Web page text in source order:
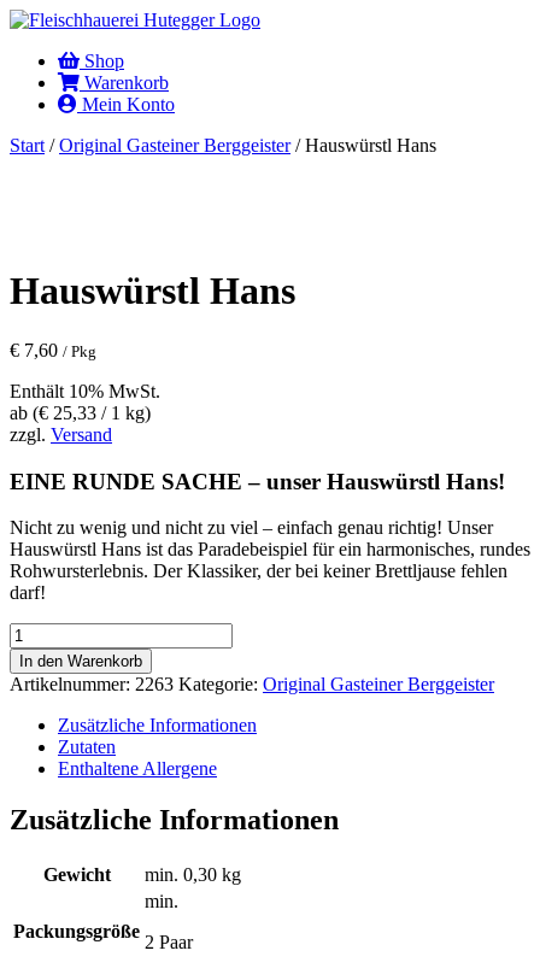
Shop
Warenkorb
Mein Konto
Start /Original Gasteiner Berggeister/ Hauswürstl Hans
Hauswürstl Hans
€ 7,60 / Pkg
Enthält 10% MwSt.
ab (€ 25,33 / 1 kg)
zzgl. Versand
EINE RUNDE SACHE – unser Hauswürstl Hans!
Nicht zu wenig und nicht zu viel – einfach genau richtig! Unser
Hauswürstl Hans ist das Paradebeispiel für ein harmonisches, rundes
Rohwursterlebnis. Der Klassiker, der bei keiner Brettljause fehlen
darf!
Hauswürstl
Hans
Menge
In den Warenkorb
Artikelnummer: 2263 Kategorie: Original Gasteiner Berggeister
Zusätzliche Informationen
Zutaten
Enthaltene Allergene
Zusätzliche Informationen
Gewicht min. 0,30 kg
Packungsgröße
min.
2 Paar